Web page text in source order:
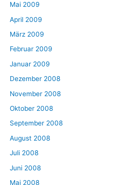
Mai 2009
April 2009
März 2009
Februar 2009
Januar 2009
Dezember 2008
November 2008
Oktober 2008
September 2008
August 2008
Juli 2008
Juni 2008
Mai 2008